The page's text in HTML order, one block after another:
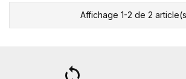
Affichage 1-2 de 2